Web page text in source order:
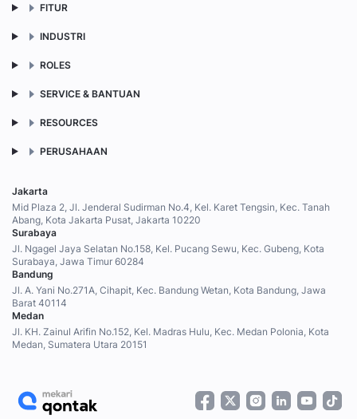
FITUR
INDUSTRI
ROLES
SERVICE & BANTUAN
RESOURCES
PERUSAHAAN
Jakarta
Mid Plaza 2, Jl. Jenderal Sudirman No.4, Kel. Karet Tengsin, Kec. Tanah
Abang, Kota Jakarta Pusat, Jakarta 10220
Surabaya
Jl. Ngagel Jaya Selatan No.158, Kel. Pucang Sewu, Kec. Gubeng, Kota
Surabaya, Jawa Timur 60284
Bandung
Jl. A. Yani No.271A, Cihapit, Kec. Bandung Wetan, Kota Bandung, Jawa
Barat 40114
Medan
Jl. KH. Zainul Arifin No.152, Kel. Madras Hulu, Kec. Medan Polonia, Kota
Medan, Sumatera Utara 20151